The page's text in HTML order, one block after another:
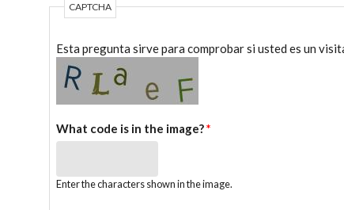
CAPTCHA
Esta pregunta sirve para comprobar si usted es un
What code is in the image?*
Enter the characters shown in the image.